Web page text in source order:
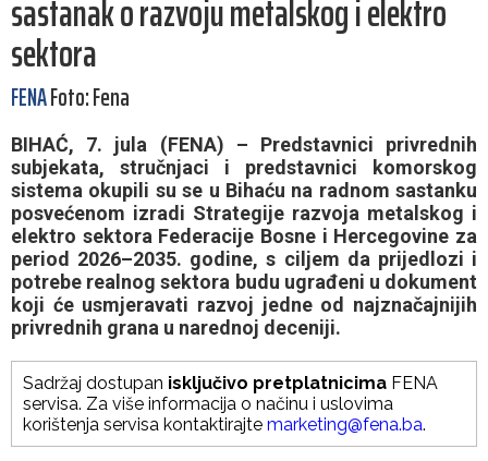
sastanak o razvoju metalskog i elektro
sektora
FENAFoto: Fena
BIHAĆ, 7. jula (FENA) – Predstavnici privrednih
subjekata, stručnjaci i predstavnici komorskog
sistema okupili su se u Bihaću na radnom sastanku
posvećenom izradi Strategije razvoja metalskog i
elektro sektora Federacije Bosne i Hercegovine za
period 2026–2035. godine, s ciljem da prijedlozi i
potrebe realnog sektora budu ugrađeni u dokument
koji će usmjeravati razvoj jedne od najznačajnijih
privrednih grana u narednoj deceniji.
Sadržaj dostupan isključivo pretplatnicima FENA
servisa. Za više informacija o načinu i uslovima
korištenja servisa kontaktirajte marketing@fena.ba.